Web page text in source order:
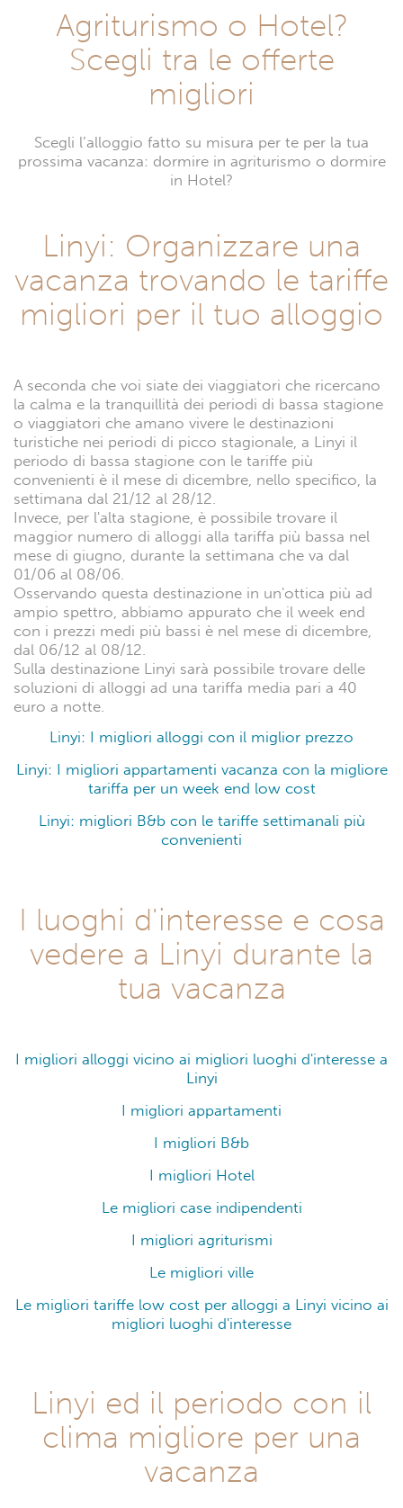
Agriturismo o Hotel?
Scegli tra le offerte
migliori
Scegli l’alloggio fatto su misura per te per la tua
prossima vacanza: dormire in agriturismo o dormire
in Hotel?
Linyi: Organizzare una
vacanza trovando le tariffe
migliori per il tuo alloggio
A seconda che voi siate dei viaggiatori che ricercano
la calma e la tranquillità dei periodi di bassa stagione
o viaggiatori che amano vivere le destinazioni
turistiche nei periodi di picco stagionale, a Linyi il
periodo di bassa stagione con le tariffe più
convenienti è il mese di dicembre, nello specifico, la
settimana dal 21/12 al 28/12.
Invece, per l'alta stagione, è possibile trovare il
maggior numero di alloggi alla tariffa più bassa nel
mese di giugno, durante la settimana che va dal
01/06 al 08/06.
Osservando questa destinazione in un'ottica più ad
ampio spettro, abbiamo appurato che il week end
con i prezzi medi più bassi è nel mese di dicembre,
dal 06/12 al 08/12.
Sulla destinazione Linyi sarà possibile trovare delle
soluzioni di alloggi ad una tariffa media pari a 40
euro a notte.
Linyi: I migliori alloggi con il miglior prezzo
Linyi: I migliori appartamenti vacanza con la migliore
tariffa per un week end low cost
Linyi: migliori B&b con le tariffe settimanali più
convenienti
I luoghi d'interesse e cosa
vedere a Linyi durante la
tua vacanza
I migliori alloggi vicino ai migliori luoghi d'interesse a
Linyi
I migliori appartamenti
I migliori B&b
I migliori Hotel
Le migliori case indipendenti
I migliori agriturismi
Le migliori ville
Le migliori tariffe low cost per alloggi a Linyi vicino ai
migliori luoghi d'interesse
Linyi ed il periodo con il
clima migliore per una
vacanza